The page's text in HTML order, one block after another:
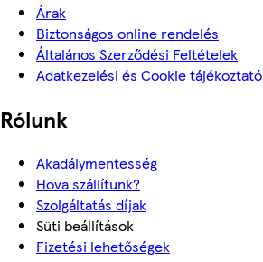
Árak
Biztonságos online rendelés
Általános Szerződési Feltételek
Adatkezelési és Cookie tájékoztató
Rólunk
Akadálymentesség
Hova szállítunk?
Szolgáltatás díjak
Süti beállítások
Fizetési lehetőségek